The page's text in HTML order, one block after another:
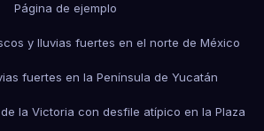
Página de ejemplo
y lluvias fuertes en el norte de México
fuertes en la Península de Yucatán
la Victoria con desfile atípico en la Plaza